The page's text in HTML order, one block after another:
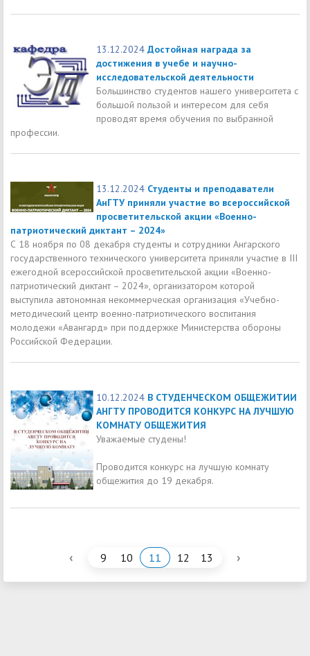
13.12.2024 Достойная награда за
достижения в учебе и научно-
исследовательской деятельности
Большинство студентов нашего университета с
большой пользой и интересом для себя
проводят время обучения по выбранной
профессии.
13.12.2024 Студенты и преподаватели
АнГТУ приняли участие во всероссийской
просветительской акции «Военно-
патриотический диктант – 2024»
С 18 ноября по 08 декабря студенты и сотрудники Ангарского
государственного технического университета приняли участие в III
ежегодной всероссийской просветительской акции «Военно-
патриотический диктант – 2024», организатором которой
выступила автономная некоммерческая организация «Учебно-
методический центр военно-патриотического воспитания
молодежи «Авангард» при поддержке Министерства обороны
Российской Федерации.
10.12.2024 В СТУДЕНЧЕСКОМ ОБЩЕЖИТИИ
АНГТУ ПРОВОДИТСЯ КОНКУРС НА ЛУЧШУЮ
КОМНАТУ ОБЩЕЖИТИЯ
Уважаемые студены!
Проводится конкурс на лучшую комнату
общежития до 19 декабря.
‹ 9 10 11 12 13 ›